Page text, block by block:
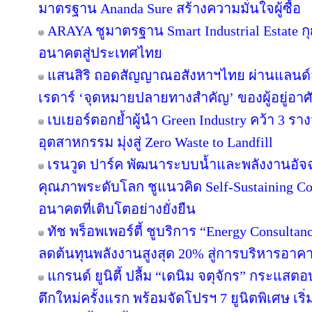
มาตรฐาน Ananda Sure สร้างความมั่นใจผู้ซื้อ
ARAYA ชูมาตรฐาน Smart Industrial
อนาคตสู่ประเทศไทย
แสนสิริ ถอดสัญญาณอสังหาฯไทย ผ่านแลนด์
เรดาร์ ‘จุดหมายปลายทางสำคัญ’ ของผู้อยู่อ
เบเยอร์ตอกย้ำผู้นำ Green Industry คว้า 3 ร
อุตสาหกรรม มุ่งสู่ Zero Waste to Landfill
เรนวูด ปาร์ค พัฒนาระบบน้ำและพลังงานอั
คุณภาพระดับโลก ชูแนวคิด Self-Sustaining
อนาคตที่เติบโตอย่างยั่งยืน
ทัช พร็อพเพอร์ตี้ ชูบริการ “Energy
ลดต้นทุนพลังงานสูงสุด 20% สู่การบริหารอาค
แกรนด์ ยูนิตี้ ปลื้ม “เดนิม จตุจักร” กระแสตอ
ตึกใหม่ครั้งแรก พร้อมจัดโปรฯ 7 ยูนิตพิเศษ เริ่